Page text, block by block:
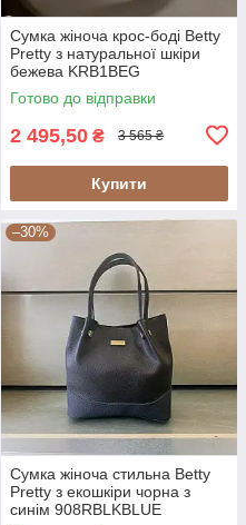
Сумка жіноча крос-боді Betty
Pretty з натуральної шкіри
бежева KRB1BEG
Готово до відправки
2 495,50 ₴ 3 565 ₴
Купити
–30%
Сумка жіноча стильна Betty
Pretty з екошкіри чорна з
синім 908RBLKBLUE